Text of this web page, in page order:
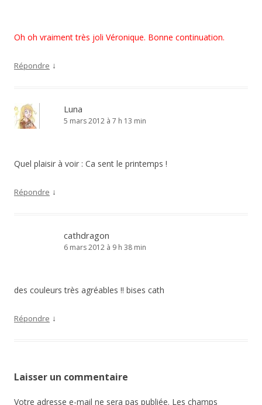
Oh oh vraiment très joli Véronique. Bonne continuation.
Répondre ↓
Luna
5 mars 2012 à 7 h 13 min
Quel plaisir à voir : Ca sent le printemps !
Répondre ↓
cathdragon
6 mars 2012 à 9 h 38 min
des couleurs très agréables !! bises cath
Répondre ↓
Laisser un commentaire
Votre adresse e-mail ne sera pas publiée. Les champs